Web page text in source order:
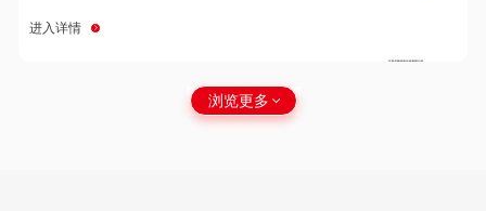
进入详情
浏览更多